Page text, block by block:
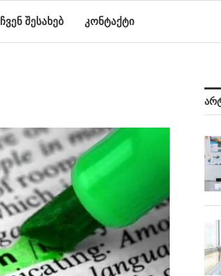
ჩვენ შესახებ კონტაქტი